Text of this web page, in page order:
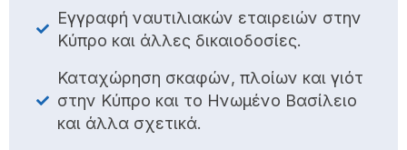
Εγγραφή ναυτιλιακών εταιρειών στην
Κύπρο και άλλες δικαιοδοσίες.
Καταχώρηση σκαφών, πλοίων και γιότ
στην Κύπρο και το Ηνωμένο Βασίλειο
και άλλα σχετικά.